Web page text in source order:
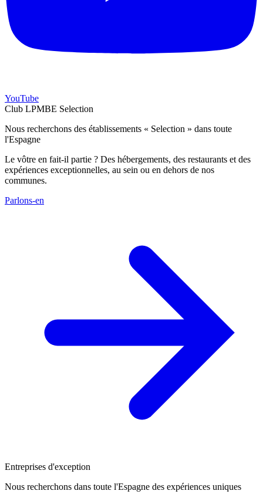
YouTube
Club LPMBE Selection
Nous recherchons des établissements « Selection » dans toute
l'Espagne
Le vôtre en fait-il partie ? Des hébergements, des restaurants et des
expériences exceptionnelles, au sein ou en dehors de nos
communes.
Parlons-en
Entreprises d'exception
Nous recherchons dans toute l'Espagne des expériences uniques